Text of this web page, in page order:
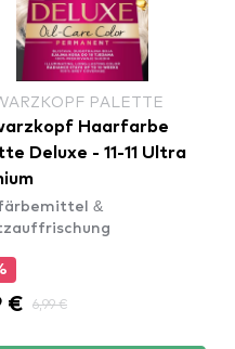
PALETTE
Haarfarbe
Deluxe - 11-11 Ultra
&
€ 6,99 €